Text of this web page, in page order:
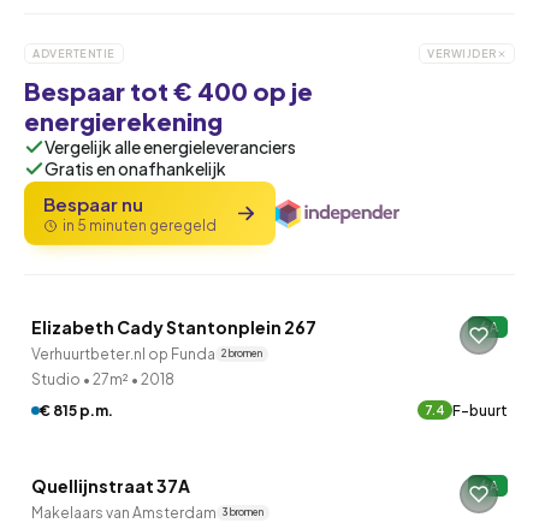
ADVERTENTIE VERWIJDER
Bespaar tot € 400 op je
energierekening
Vergelijk alle energieleveranciers
Gratis en onafhankelijk
Bespaar nu
in 5 minuten geregeld
7 uur geleden ontdekt
Elizabeth Cady Stantonplein 267 A
Verhuurtbeter.nl op Funda 2 bronnen
Studio • 27m² • 2018
€ 815 p.m.
7.4 F-buurt
7 uur geleden ontdekt
QUICKLANE™
Quellijnstraat 37A A
Makelaars van Amsterdam 3 bronnen